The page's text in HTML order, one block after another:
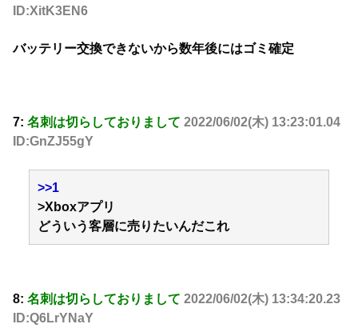
ID:XitK3EN6
バッテリー交換できないから数年後にはゴミ確定
7: 名刺は切らしておりまして 2022/06/02(木) 13:23:01.04
ID:GnZJ55gY
>>1
>Xboxアプリ
どういう客層に売りたいんだこれ
8: 名刺は切らしておりまして 2022/06/02(木) 13:34:20.23
ID:Q6LrYNaY